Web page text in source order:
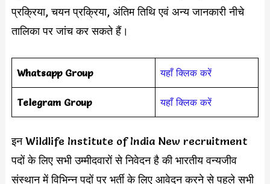
प्रक्रिया, चयन प्रक्रिया, अंतिम तिथि एवं अन्य जानकारी नीचे
तालिका पर जांच कर सकते हैं।
Whatsapp Group यहाँ क्लिक करें
Telegram Group यहाँ क्लिक करें
इन Wildlife Institute of India New recruitment
पदों के लिए सभी उम्मीदवारों से निवेदन है की भारतीय वन्यजीव
संस्थान में विभिन्न पदों पर भर्ती के लिए आवेदन करने से पहले सभी